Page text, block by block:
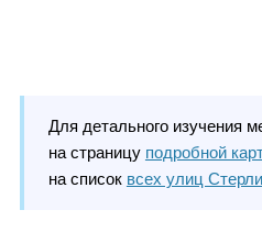
Для детального изучения
на страницу подробной
на список всех улиц